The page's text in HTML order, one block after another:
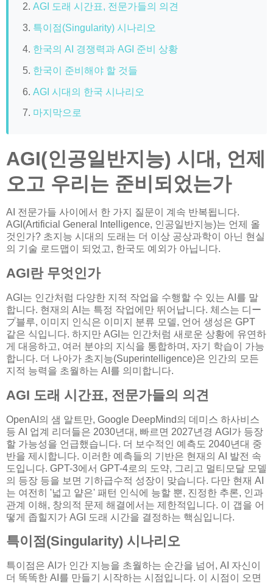
AGI 도래 시간표, 전문가들의 의견
특이점(Singularity) 시나리오
한국의 AI 경쟁력과 AGI 준비 상황
한국이 준비해야 할 것들
AGI 시대의 한국 시나리오
마지막으로
AGI(인공일반지능) 시대, 언제
오고 우리는 준비되었는가
AI 전문가들 사이에서 한 가지 질문이 계속 반복됩니다.
AGI(Artificial General Intelligence, 인공일반지능)는 언제 올
것인가? 초지능 시대의 도래는 더 이상 공상과학이 아닌 현실
의 기술 로드맵이 되었고, 한국도 예외가 아닙니다.
AGI란 무엇인가
AGI는 인간처럼 다양한 지적 작업을 수행할 수 있는 AI를 말
합니다. 현재의 AI는 특정 작업에만 뛰어납니다. 체스는 디ー
プ블루, 이미지 인식은 이미지 분류 모델, 언어 생성은 GPT
같은 식입니다. 하지만 AGI는 인간처럼 새로운 상황에 유연하
게 대응하고, 여러 분야의 지식을 통합하며, 자기 학습이 가능
합니다. 더 나아가 초지능(Superintelligence)은 인간의 모든
지적 능력을 초월하는 AI를 의미합니다.
AGI 도래 시간표, 전문가들의 의견
OpenAI의 샘 알트만, Google DeepMind의 데미스 하사비스
등 AI 업계 리더들은 2030년대, 빠르면 2027년경 AGI가 등장
할 가능성을 언급했습니다. 더 보수적인 예측도 2040년대 중
반을 제시합니다. 이러한 예측들의 기반은 현재의 AI 발전 속
도입니다. GPT-3에서 GPT-4로의 도약, 그리고 멀티모달 모델
의 등장 등을 보면 기하급수적 성장이 맞습니다. 다만 현재 AI
는 여전히 '넓고 얕은' 패턴 인식에 능할 뿐, 진정한 추론, 인과
관계 이해, 창의적 문제 해결에서는 제한적입니다. 이 갭을 어
떻게 좁힐지가 AGI 도래 시간을 결정하는 핵심입니다.
특이점(Singularity) 시나리오
특이점은 AI가 인간 지능을 초월하는 순간을 넘어, AI 자신이
더 똑똑한 AI를 만들기 시작하는 시점입니다. 이 시점이 오면